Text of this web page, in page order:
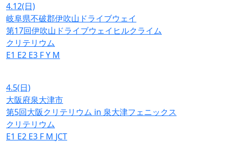
4.12(日)
岐阜県不破郡伊吹山ドライブウェイ
第17回伊吹山ドライブウェイヒルクライム
クリテリウム
E1 E2 E3 FY M
4.5(日)
大阪府泉大津市
第5回大阪クリテリウム in 泉大津フェニックス
クリテリウム
E1 E2 E3 F M JCT